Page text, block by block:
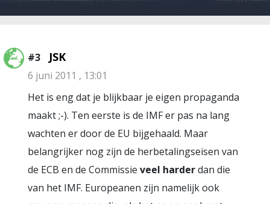
#3 JSK
6 juni 2011 , 13:01
Het is eng dat je blijkbaar je eigen propaganda
maakt ;-). Ten eerste is de IMF er pas na lang
wachten er door de EU bijgehaald. Maar
belangrijker nog zijn de herbetalingseisen van
de ECB en de Commissie veel harderdan die
van het IMF. Europeanen zijn namelijk ook